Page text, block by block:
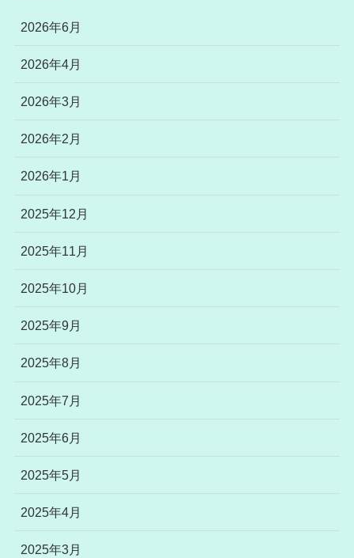
2026年6月
2026年4月
2026年3月
2026年2月
2026年1月
2025年12月
2025年11月
2025年10月
2025年9月
2025年8月
2025年7月
2025年6月
2025年5月
2025年4月
2025年3月